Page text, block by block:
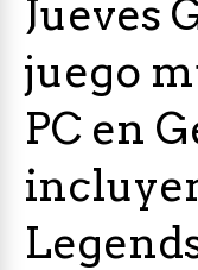
Jueves
juego
PC en